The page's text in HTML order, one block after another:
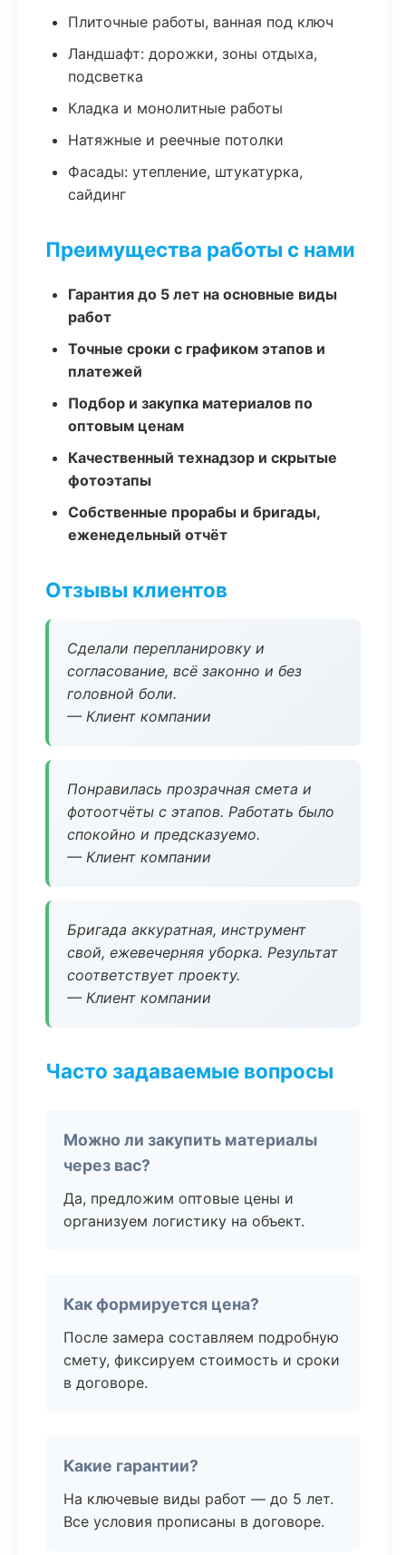
Плиточные работы, ванная под ключ
Ландшафт: дорожки, зоны отдыха,
подсветка
Кладка и монолитные работы
Натяжные и реечные потолки
Фасады: утепление, штукатурка,
сайдинг
Преимущества работы с нами
Гарантия до 5 лет на основные виды
работ
Точные сроки с графиком этапов и
платежей
Подбор и закупка материалов по
оптовым ценам
Качественный технадзор и скрытые
фотоэтапы
Собственные прорабы и бригады,
еженедельный отчёт
Отзывы клиентов
Сделали перепланировку и
согласование, всё законно и без
головной боли.
— Клиент компании
Понравилась прозрачная смета и
фотоотчёты с этапов. Работать было
спокойно и предсказуемо.
— Клиент компании
Бригада аккуратная, инструмент
свой, ежевечерняя уборка. Результат
соответствует проекту.
— Клиент компании
Часто задаваемые вопросы
Можно ли закупить материалы
через вас?
Да, предложим оптовые цены и
организуем логистику на объект.
Как формируется цена?
После замера составляем подробную
смету, фиксируем стоимость и сроки
в договоре.
Какие гарантии?
На ключевые виды работ — до 5 лет.
Все условия прописаны в договоре.